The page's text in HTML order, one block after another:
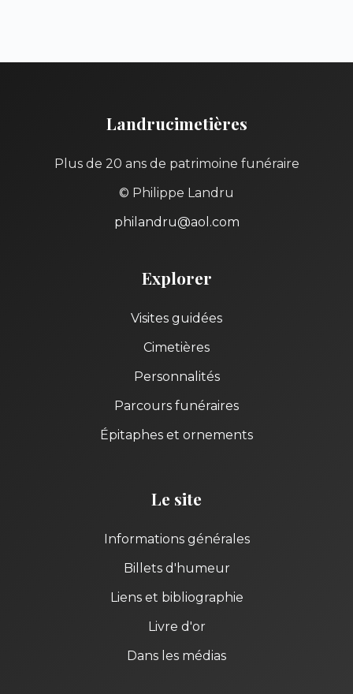
Landrucimetières
Plus de 20 ans de patrimoine funéraire
© Philippe Landru
philandru@aol.com
Explorer
Visites guidées
Cimetières
Personnalités
Parcours funéraires
Épitaphes et ornements
Le site
Informations générales
Billets d'humeur
Liens et bibliographie
Livre d'or
Dans les médias